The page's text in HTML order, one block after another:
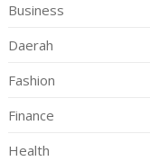
Business
Daerah
Fashion
Finance
Health